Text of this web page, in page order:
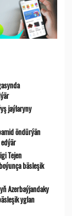
jaýlaryny
öndürýän
Tejen
bäsleşik
Azerbaýjandaky
yglan